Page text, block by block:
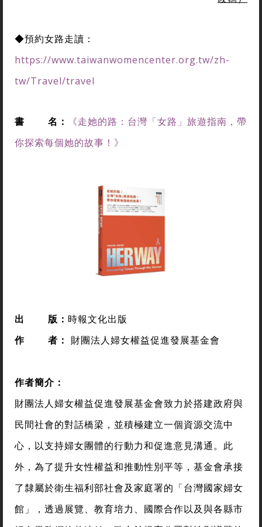
◆預約女路走讀：
https://www.taiwanwomencenter.org.tw/zh-
tw/Travel/travel
書 名：
《走她的路：台灣「女路」旅遊指南，帶
你探索每個她的故事！》
出 版： 時報文化出版
作 者： 財團法人婦女權益促進發展基金會
作者簡介：
財團法人婦女權益促進發展基金會致力於搭建政府與
民間社會的對話橋梁，並積極建立一個資源交流中
心，以支持婦女團體的行動力和促進意見溝通。此
外，為了提升女性權益和推動性別平等，基金會承接
了隸屬於衛生福利部社會及家庭署的「台灣國家婦女
館」，透過展覽、教育培力、國際合作以及與各縣市